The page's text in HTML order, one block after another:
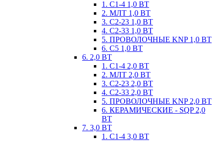
1. С1-4 1,0 ВТ
2. МЛТ 1,0 ВТ
3. С2-23 1,0 ВТ
4. С2-33 1,0 ВТ
5. ПРОВОЛОЧНЫЕ KNP 1,0 ВТ
6. С5 1,0 ВТ
6. 2,0 ВТ
1. С1-4 2,0 ВТ
2. МЛТ 2,0 ВТ
3. С2-23 2,0 ВТ
4. С2-33 2,0 ВТ
5. ПРОВОЛОЧНЫЕ KNP 2,0 ВТ
6. КЕРАМИЧЕСКИЕ - SQP 2,0
ВТ
7. 3,0 ВТ
1. С1-4 3,0 ВТ